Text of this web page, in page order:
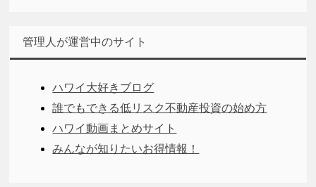
管理人が運営中のサイト
ハワイ大好きブログ
誰でもできる低リスク不動産投資の始め方
ハワイ動画まとめサイト
みんなが知りたいお得情報！